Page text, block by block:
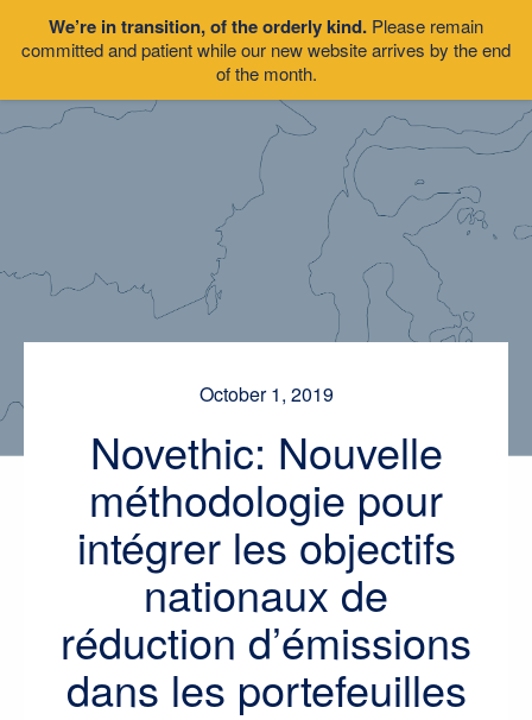
We’re in transition, of the orderly kind. Please remain
committed and patient while our new website arrives by the end
of the month.
October 1, 2019
Novethic: Nouvelle
méthodologie pour
intégrer les objectifs
nationaux de
réduction d’émissions
dans les portefeuilles